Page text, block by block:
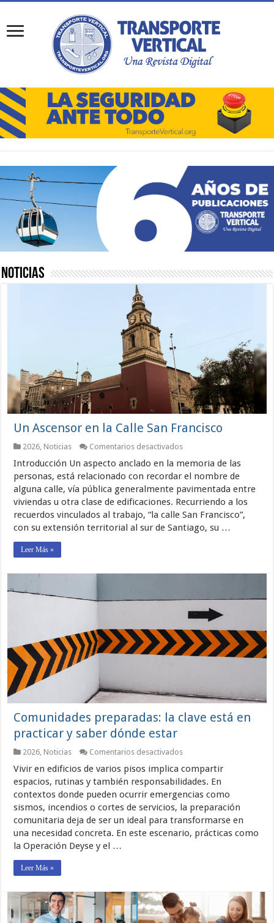
Noticias
Un Ascensor en la Calle San Francisco
2026 Noticias Comentarios desactivadosen
Ascensor
en
Calle
San
Francisco
Introducción Un aspecto anclado en la memoria de las
personas, está relacionado con recordar el nombre de
alguna calle, vía pública generalmente pavimentada entre
viviendas u otra clase de edificaciones. Recurriendo a los
recuerdos vinculados al trabajo, “la calle San Francisco”,
con su extensión territorial al sur de Santiago, su …
Leer Más »
Comunidades preparadas: la clave está en
practicar y saber dónde estar
2026 Noticias Comentarios desactivadosen
preparadas:
la
clave
está
en
practicar
y
saber
Vivir en edificios de varios pisos implica compartir
espacios, rutinas y también responsabilidades. En
contextos donde pueden ocurrir emergencias como
sismos, incendios o cortes de servicios, la preparación
comunitaria deja de ser un ideal para transformarse en
una necesidad concreta. En este escenario, prácticas como
la Operación Deyse y el …
Leer Más »